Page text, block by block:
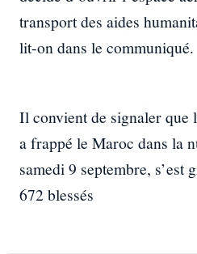
transport des aides
lit-on dans le communiqué.
Il convient de signaler que
a frappé le Maroc dans la
samedi 9 septembre, s’est
672 blessés